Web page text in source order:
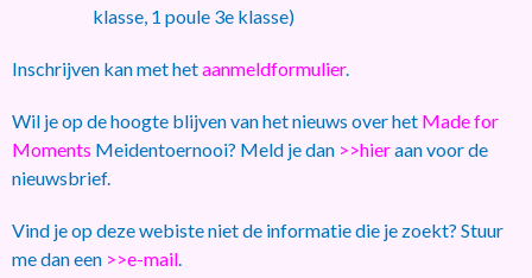
klasse, 1 poule 3e klasse)
Inschrijven kan met hetaanmeldformulier.
Wil je op de hoogte blijven van het nieuws over het Made for
Moments Meidentoernooi? Meld je dan >>hieraan voor de
nieuwsbrief.
Vind je op deze webiste niet de informatie die je zoekt? Stuur
me dan een >>e-mail.